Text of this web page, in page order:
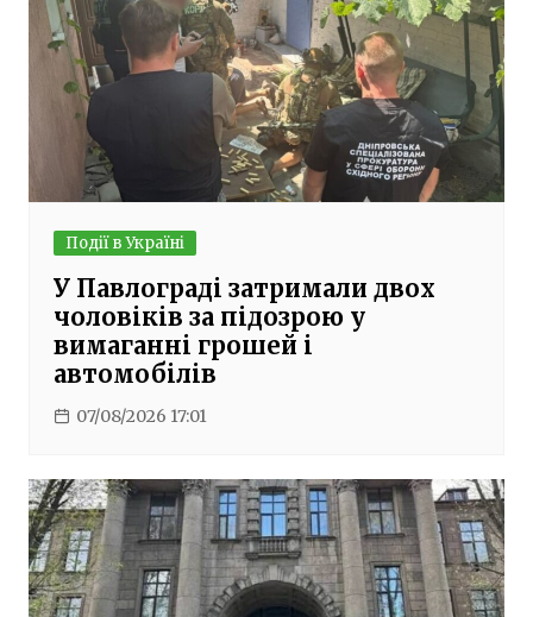
Події в Україні
У Павлограді затримали двох
чоловіків за підозрою у
вимаганні грошей і
автомобілів
07/08/2026 17:01